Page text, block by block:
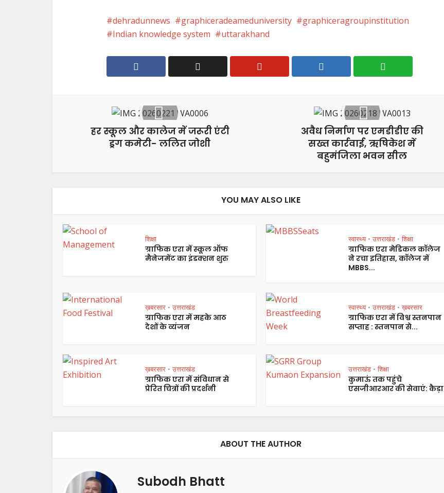
dehradunnews graphiceradeameduniversity
graphiceragroupinstitution
Indian knowledge system
uttarakhand
हर स्कूल और कालेज में जरूरी एंटी
ड्रग कमेटी- ललित जोशी
अवैध निर्माण पर एमडीडीए की
सख्त कार्रवाई, ऋषिकेश में
बहुमंजिला भवन सील
YOU MAY ALSO LIKE
शिक्षा
ग्राफिक एरा में स्कूल ऑफ
मैनेजमेंट का इंडक्शन शुरु
स्वास्थ्य • उत्तराखंड • शिक्षा
ग्राफिक एरा मेडिकल कॉलेज
ने रचा इतिहास, कॉलेज में
MBBS...
ख़बरसार • उत्तराखंड
ग्राफिक एरा में महके आठ
देशों के व्यंजन
स्वास्थ्य • उत्तराखंड • ख़बरसार
ग्राफिक एरा में विश्व स्तनपान
सप्ताह : स्तनपान से...
ख़बरसार • उत्तराखंड
ग्राफिक एरा में संविधान से
प्रेरित चित्रों की प्रदर्शनी
उत्तराखंड • शिक्षा
कुमाऊं तक पहुंचे
एसजीआरआर की सेवाएं: कैड़ा
ABOUT THE AUTHOR
Subodh Bhatt